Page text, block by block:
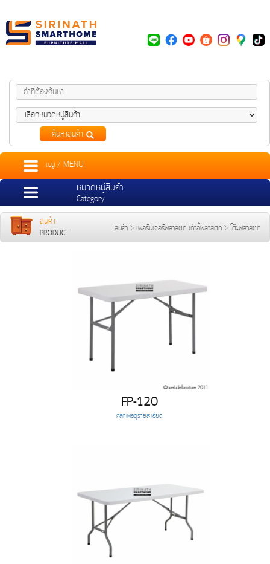
ค้นหาสินค้า
หมวดหมู่สินค้า
Category
เมนู / MENU
สินค้า
PRODUCT สินค้า > เฟอร์นิเจอร์พลาสติก เก้าอี้พลาสติก > โต๊ะพลาสติก
FP-120
คลิกเพื่อดูรายละเอียด